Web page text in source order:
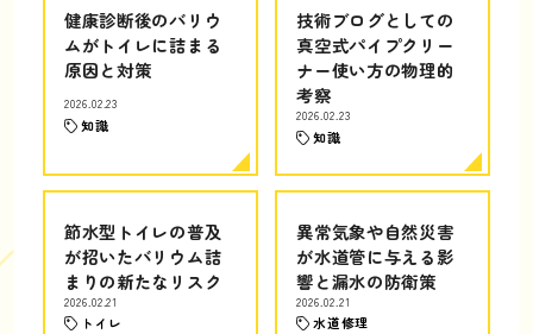
健康診断後のバリウ
ムがトイレに詰まる
原因と対策
2026.02.23
知識
技術ブログとしての
真空式パイプクリー
ナー使い方の物理的
考察
2026.02.23
知識
節水型トイレの普及
が招いたバリウム詰
まりの新たなリスク
2026.02.21
トイレ
異常気象や自然災害
が水道管に与える影
響と漏水の防衛策
2026.02.21
水道修理